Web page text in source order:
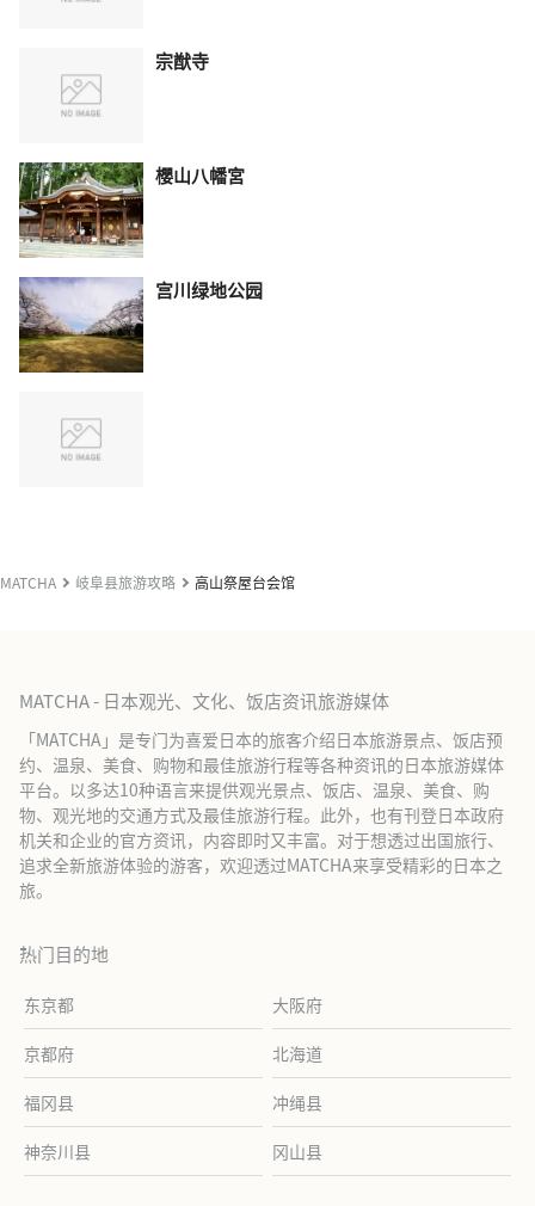
宗猷寺
櫻山八幡宮
宫川绿地公园
MATCHA 岐阜县旅游攻略 高山祭屋台会馆
MATCHA - 日本观光、文化、饭店资讯旅游媒体
「MATCHA」是专门为喜爱日本的旅客介绍日本旅游景点、饭店预
约、温泉、美食、购物和最佳旅游行程等各种资讯的日本旅游媒体
平台。以多达10种语言来提供观光景点、饭店、温泉、美食、购
物、观光地的交通方式及最佳旅游行程。此外，也有刊登日本政府
机关和企业的官方资讯，内容即时又丰富。对于想透过出国旅行、
追求全新旅游体验的游客，欢迎透过MATCHA来享受精彩的日本之
旅。
热门目的地
东京都 大阪府
京都府 北海道
福冈县 冲绳县
神奈川县 冈山县